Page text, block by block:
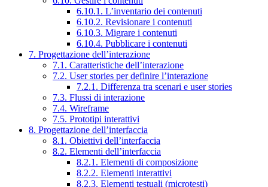
6.10.1. L’inventario dei contenuti
6.10.2. Revisionare i contenuti
6.10.3. Migrare i contenuti
6.10.4. Pubblicare i contenuti
7. Progettazione dell’interazione
7.1. Caratteristiche dell’interazione
7.2. User stories per definire l’interazione
7.2.1. Differenza tra scenari e user stories
7.3. Flussi di interazione
7.4. Wireframe
7.5. Prototipi interattivi
8. Progettazione dell’interfaccia
8.1. Obiettivi dell’interfaccia
8.2. Elementi dell’interfaccia
8.2.1. Elementi di composizione
8.2.2. Elementi interattivi
8.2.3. Elementi testuali (microtesti)